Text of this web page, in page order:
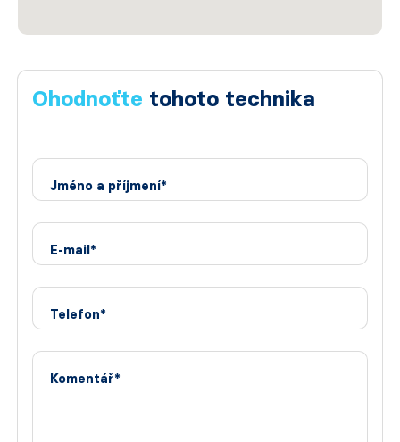
Ohodnoťte tohoto technika
Jméno a příjmení*
E-mail*
Telefon*
Komentář*